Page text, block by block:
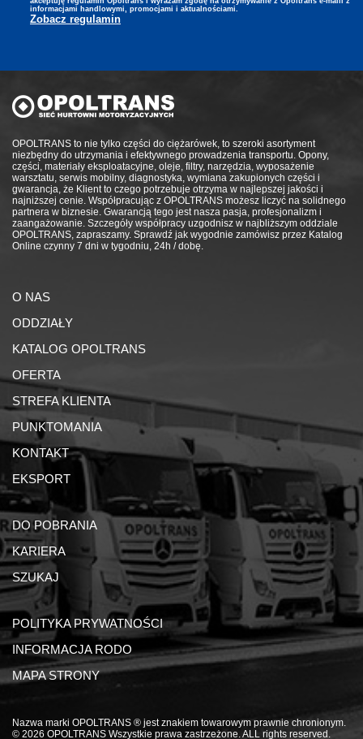
OPOLTRANS to nie tylko części do ciężarówek, to szeroki asortyment
niezbędny do utrzymania i efektywnego prowadzenia transportu. Opony,
części, materiały eksploatacyjne, oleje, filtry, narzędzia, wyposażenie
warsztatu, serwis mobilny, diagnostyka, wymiana zakupionych części i
gwarancja, że Klient to czego potrzebuje otrzyma w najlepszej jakości i
najniższej cenie. Współpracując z OPOLTRANS możesz liczyć na solidnego
partnera w biznesie. Gwarancją tego jest nasza pasja, profesjonalizm i
zaangażowanie. Szczegóły współpracy uzgodnisz w najbliższym oddziale
OPOLTRANS, zapraszamy. Sprawdź jak wygodnie zamówisz przez Katalog
Online czynny 7 dni w tygodniu, 24h / dobę.
O NAS
ODDZIAŁY
KATALOG OPOLTRANS
OFERTA
STREFA KLIENTA
PUNKTOMANIA
KONTAKT
EKSPORT
DO POBRANIA
KARIERA
SZUKAJ
POLITYKA PRYWATNOŚCI
INFORMACJA RODO
MAPA STRONY
Nazwa marki OPOLTRANS ® jest znakiem towarowym prawnie chronionym.
© 2026 OPOLTRANS Wszystkie prawa zastrzeżone. ALL rights reserved.
informacjami handlowymi, promocjami i aktualnościami.
Zobacz regulamin